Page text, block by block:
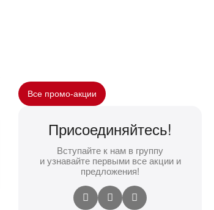
Все промо-акции
Присоединяйтесь!
Вступайте к нам в группу
и узнавайте первыми все акции и
предложения!